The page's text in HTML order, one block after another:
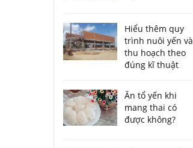
Hiểu thêm quy
trình nuôi yến và
thu hoạch theo
đúng kĩ thuật
Ăn tổ yến khi
mang thai có
được không?